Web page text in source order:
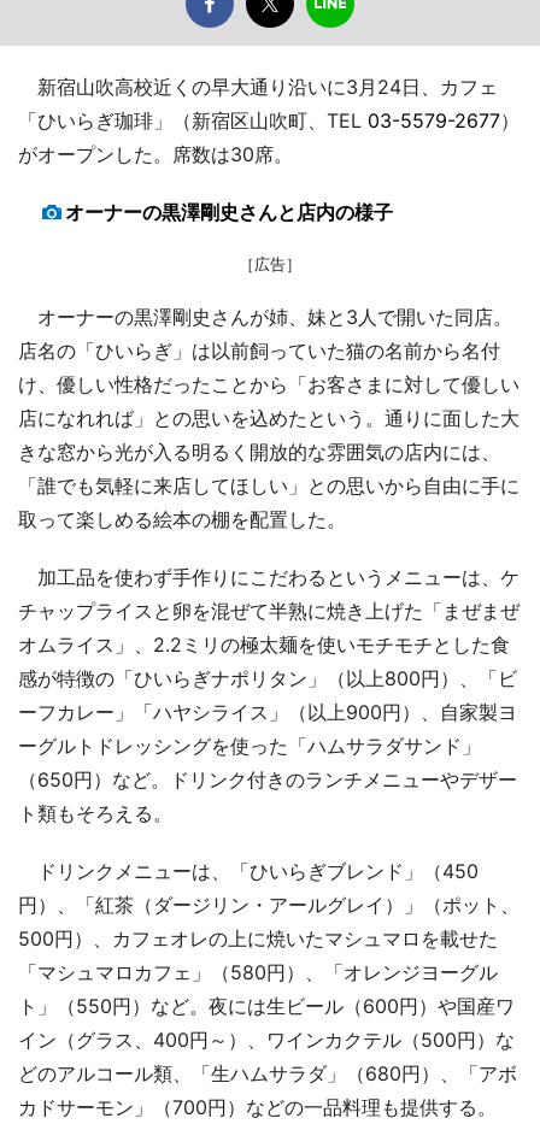
新宿山吹高校近くの早大通り沿いに3月24日、カフェ
「ひいらぎ珈琲」（新宿区山吹町、TEL 03-5579-2677）
がオープンした。席数は30席。
オーナーの黒澤剛史さんと店内の様子
［広告］
オーナーの黒澤剛史さんが姉、妹と3人で開いた同店。
店名の「ひいらぎ」は以前飼っていた猫の名前から名付
け、優しい性格だったことから「お客さまに対して優しい
店になれれば」との思いを込めたという。通りに面した大
きな窓から光が入る明るく開放的な雰囲気の店内には、
「誰でも気軽に来店してほしい」との思いから自由に手に
取って楽しめる絵本の棚を配置した。
加工品を使わず手作りにこだわるというメニューは、ケ
チャップライスと卵を混ぜて半熟に焼き上げた「まぜまぜ
オムライス」、2.2ミリの極太麺を使いモチモチとした食
感が特徴の「ひいらぎナポリタン」（以上800円）、「ビ
ーフカレー」「ハヤシライス」（以上900円）、自家製ヨ
ーグルトドレッシングを使った「ハムサラダサンド」
（650円）など。ドリンク付きのランチメニューやデザー
ト類もそろえる。
ドリンクメニューは、「ひいらぎブレンド」（450
円）、「紅茶（ダージリン・アールグレイ）」（ポット、
500円）、カフェオレの上に焼いたマシュマロを載せた
「マシュマロカフェ」（580円）、「オレンジヨーグル
ト」（550円）など。夜には生ビール（600円）や国産ワ
イン（グラス、400円～）、ワインカクテル（500円）な
どのアルコール類、「生ハムサラダ」（680円）、「アボ
カドサーモン」（700円）などの一品料理も提供する。